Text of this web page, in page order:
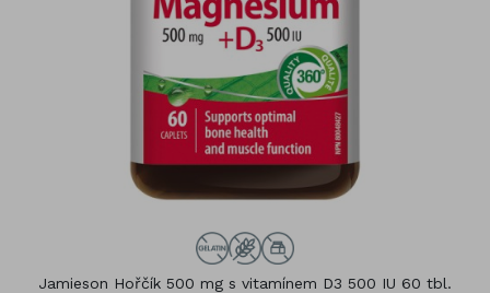
Jamieson Hořčík 500 mg s vitamínem D3 500 IU 60 tbl.